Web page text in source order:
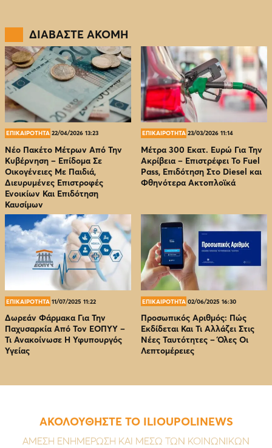
ΔΙΑΒΑΣΤΕ ΑΚΟΜΗ
ΕΠΙΚΑΙΡΟΤΗΤΑ 22/04/2026 13:23
Νέο Πακέτο Μέτρων Από Την
Κυβέρνηση – Επίδομα Σε
Οικογένειες Με Παιδιά,
Διευρυμένες Επιστροφές
Ενοικίων Και Επιδότηση
Καυσίμων
ΕΠΙΚΑΙΡΟΤΗΤΑ 23/03/2026 11:14
Μέτρα 300 Εκατ. Ευρώ Για Την
Ακρίβεια – Επιστρέφει Το Fuel
Pass, Επιδότηση Στο Diesel και
Φθηνότερα Ακτοπλοϊκά
ΕΠΙΚΑΙΡΟΤΗΤΑ 11/07/2025 11:22
Δωρεάν Φάρμακα Για Την
Παχυσαρκία Από Τον EOΠΥΥ –
Τι Ανακοίνωσε Η Υφυπουργός
Υγείας
ΕΠΙΚΑΙΡΟΤΗΤΑ 02/06/2025 16:30
Προσωπικός Αριθμός: Πώς
Εκδίδεται Και Τι Αλλάζει Στις
Νέες Ταυτότητες – Όλες Οι
Λεπτομέρειες
ΑΚΟΛΟΥΘΗΣΤΕ ΤΟ ILIOUPOLINEWS
ΑΜΕΣΗ ΕΝΗΜΕΡΩΣΗ ΚΑΙ ΜΕΣΩ ΤΩΝ ΚΟΙΝΩΝΙΚΩΝ